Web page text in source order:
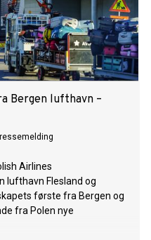
Bergen lufthavn –
Airlines
lufthavn Flesland og
første fra Bergen og
fra Polen nye